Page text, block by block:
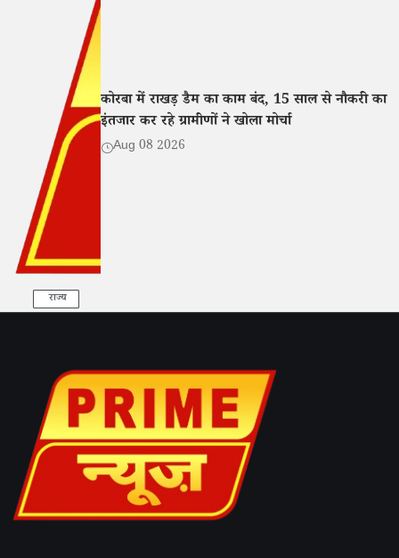
राज्य
कोरबा में राखड़ डैम का काम बंद, 15 साल से नौकरी का
इंतजार कर रहे ग्रामीणों ने खोला मोर्चा
Aug 08 2026